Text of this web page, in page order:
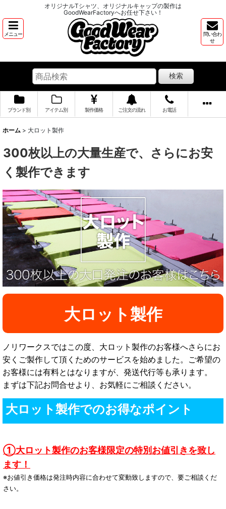
オリジナルTシャツ、オリジナルキャップの製作は
GoodWearFactoryへお任せ下さい！
メニュー
問い合わ
せ
検索
ブランド別 アイテム別 製作価格 ご注文の流れ お電話
ホーム > 大ロット製作
300枚以上の大量生産で、さらにお安
く製作できます
大ロット製作
ノリワークスではこの度、大ロット製作のお客様へさらにお
安くご製作して頂くためのサービスを始めました。ご希望の
お客様には有料とはなりますが、発送代行等も承ります。
まずは下記お問合せより、お気軽にご相談ください。
大ロット製作でのお得なポイント
①大ロット製作のお客様限定の特別お値引きを致し
ます！
※お値引き価格は発注時内容に合わせて変動致しますので、要ご相談くだ
さい。